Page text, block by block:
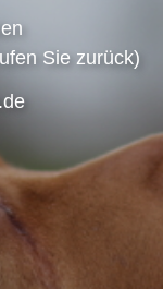
Sie zurück)